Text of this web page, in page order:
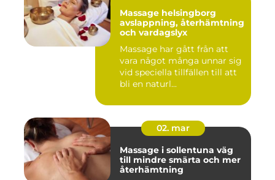
Massage helsingborg
avslappning, återhämtning
och vardagslyx
Massage har gått från att
vara något många unnar sig
vid speciella tillfällen till att
bli en naturl...
02. mar
Massage i sollentuna väg
till mindre smärta och mer
återhämtning